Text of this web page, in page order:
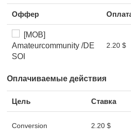
Оффер
[MOB]
Amateurcommunity /DE
SOI
2.20 $
Оплачиваемые действия
Цель Ставка
Conversion 2.20 $